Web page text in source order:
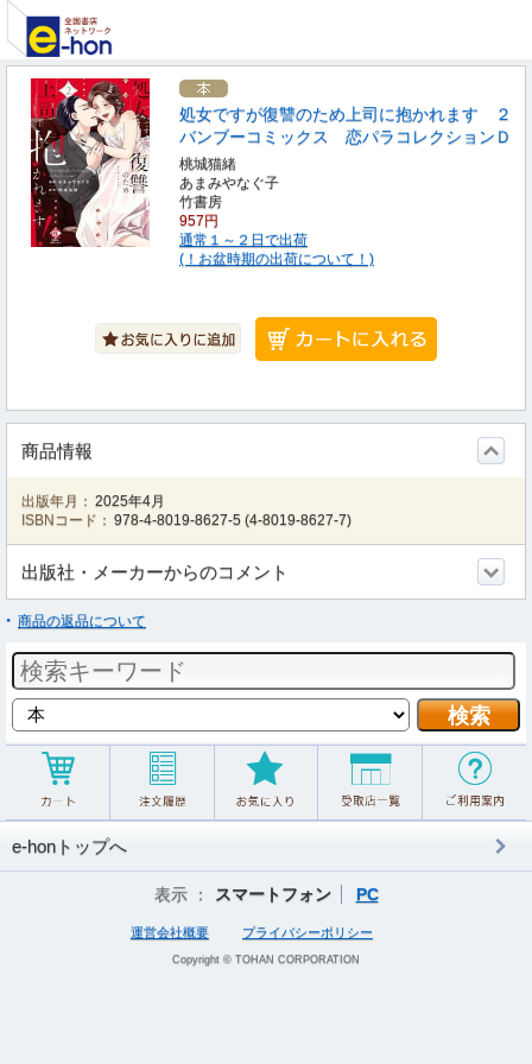
処女ですが復讐のため上司に抱かれます ２
バンブーコミックス 恋パラコレクションＤ
桃城猫緒
あまみやなぐ子
竹書房
957円
通常１～２日で出荷
(！お盆時期の出荷について！)
商品情報
出版年月： 2025年4月
ISBNコード： 978-4-8019-8627-5 (4-8019-8627-7)
出版社・メーカーからのコメント
商品の返品について
e-honトップへ
表示 ： スマートフォン PC
運営会社概要 プライバシーポリシー
Copyright © TOHAN CORPORATION